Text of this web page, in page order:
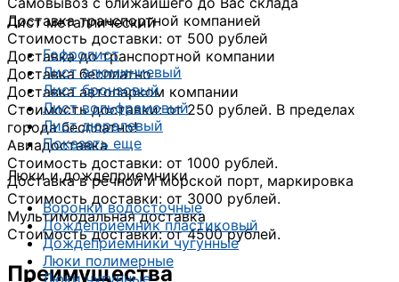
Лист металлический
Гофролист
Лист алюминиевый
Лист бронзовый
Лист вольфрамовый
Лист дюралевый
Показать еще
Люки и дождеприемники
Воронки водосточные
Дождеприемник пластиковый
Дождеприемники чугунные
Люки полимерные
Люки чугунные
Доставка транспортной компанией
Стоимость доставки: от 500 рублей
Доставка до транспортной компании
Доставка бесплатно
Доставка автопарком компании
Стоимость доставки: от 250 рублей. В пределах
города бесплатно!
Авиадоставка
Стоимость доставки: от 1000 рублей.
Доставка в речной и морской порт, маркировка
Стоимость доставки: от 3000 рублей.
Мультимодальная доставка
Стоимость доставки: от 4500 рублей.
Преимущества